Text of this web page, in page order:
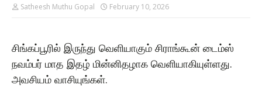
Satheesh Muthu Gopal February 10, 2026
சிங்கப்பூரில் இருந்து வெளியாகும் சிராங்கூன் டைம்ஸ்
நவம்பர் மாத இதழ் மின்னிதழாக வெளியாகியுள்ளது.
அவசியம் வாசியுங்கள்.